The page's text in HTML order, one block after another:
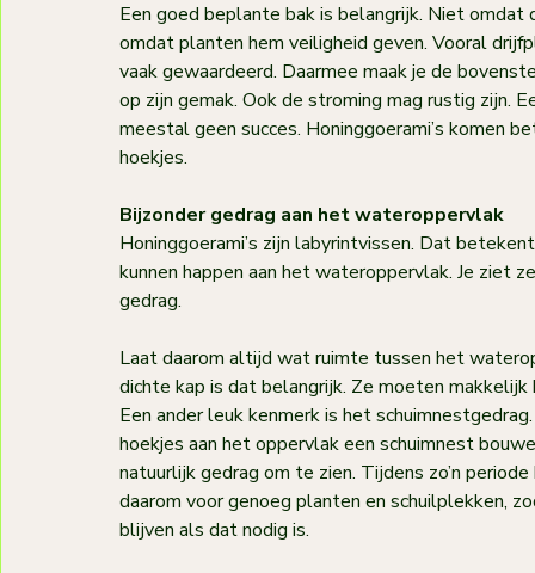
Een goed beplante bak is belangrijk. Niet
omdat planten hem veiligheid geven. Vooral
vaak gewaardeerd. Daarmee maak je de
op zijn gemak. Ook de stroming mag rustig
meestal geen succes. Honinggoerami’s komen
hoekjes.
Bijzonder gedrag aan het wateroppervlak
Honinggoerami’s zijn labyrintvissen. Dat
kunnen happen aan het wateroppervlak. Je ziet
gedrag.
Laat daarom altijd wat ruimte tussen het
dichte kap is dat belangrijk. Ze moeten
Een ander leuk kenmerk is het
hoekjes aan het oppervlak een schuimnest
natuurlijk gedrag om te zien. Tijdens zo’n
daarom voor genoeg planten en schuilplekken,
blijven als dat nodig is.